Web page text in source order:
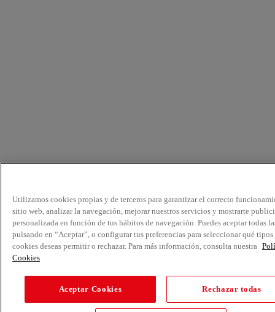
Utilizamos cookies propias y de terceros para garantizar el correcto
sitio web, analizar la navegación, mejorar nuestros servicios y mostrarte
personalizada en función de tus hábitos de navegación. Puedes aceptar todas
pulsando en “Aceptar”, o configurar tus preferencias para seleccionar qué tipos
cookies deseas permitir o rechazar. Para más información, consulta nuestra
Cookies
Aceptar Cookies Rechazar todas